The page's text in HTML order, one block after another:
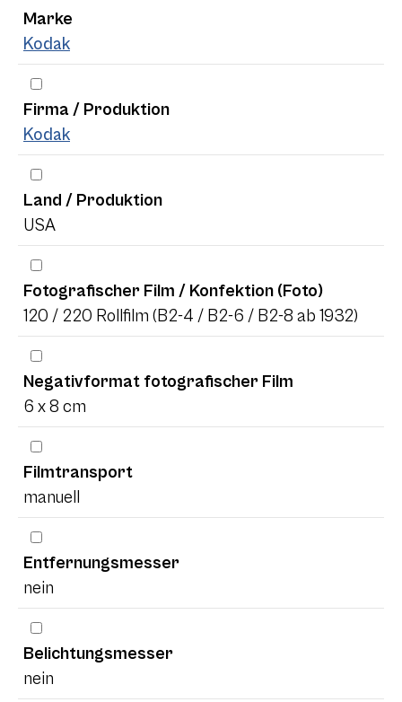
Marke
Kodak
Firma / Produktion
Kodak
Land / Produktion
USA
Fotografischer Film / Konfektion (Foto)
120 / 220 Rollfilm (B2-4 / B2-6 / B2-8 ab 1932)
Negativformat fotografischer Film
6 x 8 cm
Filmtransport
manuell
Entfernungsmesser
nein
Belichtungsmesser
nein